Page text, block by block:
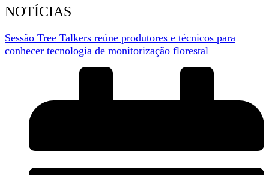
NOTÍCIAS
Sessão Tree Talkers reúne produtores e técnicos para
conhecer tecnologia de monitorização florestal